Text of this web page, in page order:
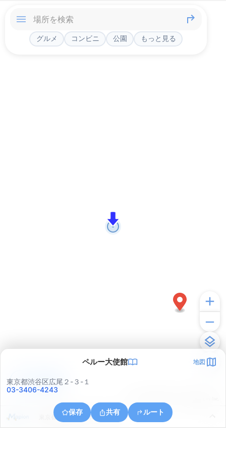
グルメ コンビニ 公園 もっと見る
ペルー大使館 地図
東京都渋谷区広尾２-３-１
03-3406-4243
保存 共有 ルート
東京都渋谷区代々木５丁目４４
アプリで見る